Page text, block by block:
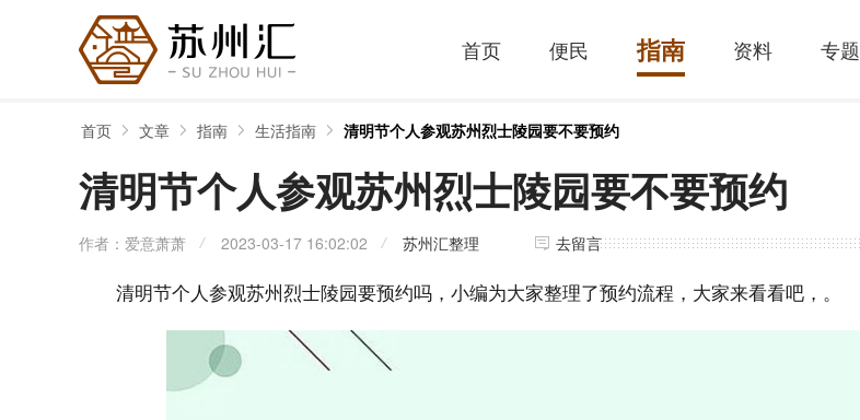
首页 便民 指南 资料 专题
首页 文章 指南 生活指南 清明节个人参观苏州烈士陵园要不要预约
清明节个人参观苏州烈士陵园要不要预约
作者：爱意萧萧 2023-03-17 16:02:02 苏州汇整理 去留言
清明节个人参观苏州烈士陵园要预约吗，小编为大家整理了预约流程，大家来看看吧，。